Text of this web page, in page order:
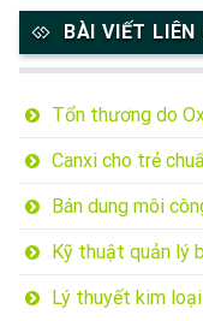
BÀI VIẾT LIÊN
Tổn thương do
Canxi cho trẻ
Bán dung môi
Kỹ thuật quản lý
Lý thuyết kim